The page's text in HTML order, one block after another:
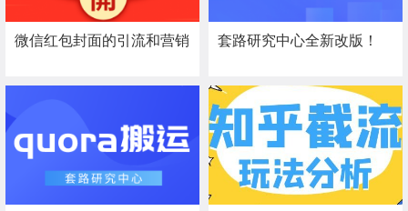
微信红包封面的引流和营销 套路研究中心全新改版！